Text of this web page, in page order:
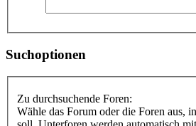
Suchoptionen
Zu durchsuchende Foren:
Wähle das Forum oder die Foren aus,